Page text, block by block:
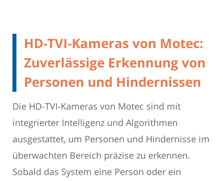
HD-TVI-Kameras von Motec:
Zuverlässige Erkennung von
Personen und Hindernissen
Die HD-TVI-Kameras von Motec sind mit
integrierter Intelligenz und Algorithmen
ausgestattet, um Personen und Hindernisse im
überwachten Bereich präzise zu erkennen.
Sobald das System eine Person oder ein